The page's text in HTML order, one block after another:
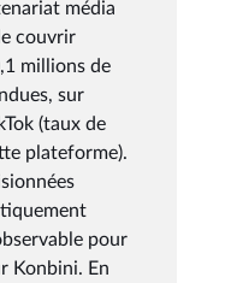
média
couvrir
millions de
sur
(taux de
plateforme).
pour
Konbini. En